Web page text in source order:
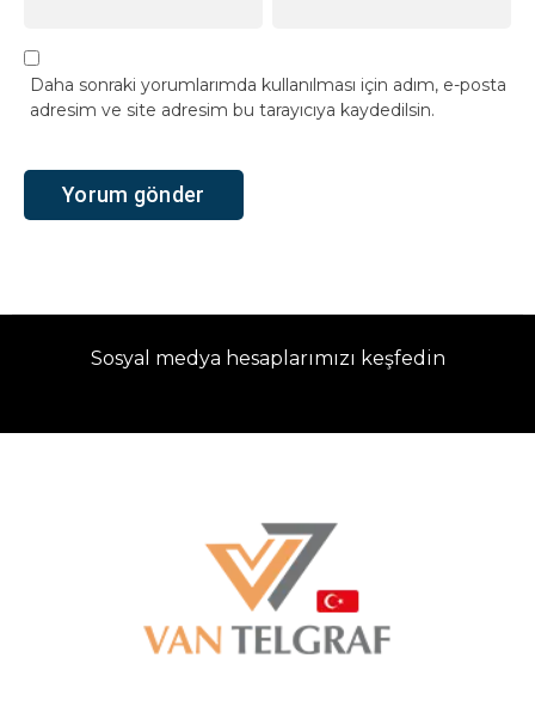
Daha sonraki yorumlarımda kullanılması için adım, e-posta
adresim ve site adresim bu tarayıcıya kaydedilsin.
Sosyal medya hesaplarımızı keşfedin